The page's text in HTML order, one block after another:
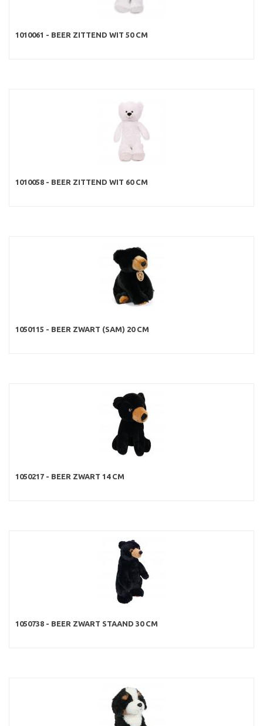
1010061 - BEER ZITTEND WIT 50 CM
1010058 - BEER ZITTEND WIT 60 CM
1050115 - BEER ZWART (SAM) 20 CM
1050217 - BEER ZWART 14 CM
1050738 - BEER ZWART STAAND 30 CM